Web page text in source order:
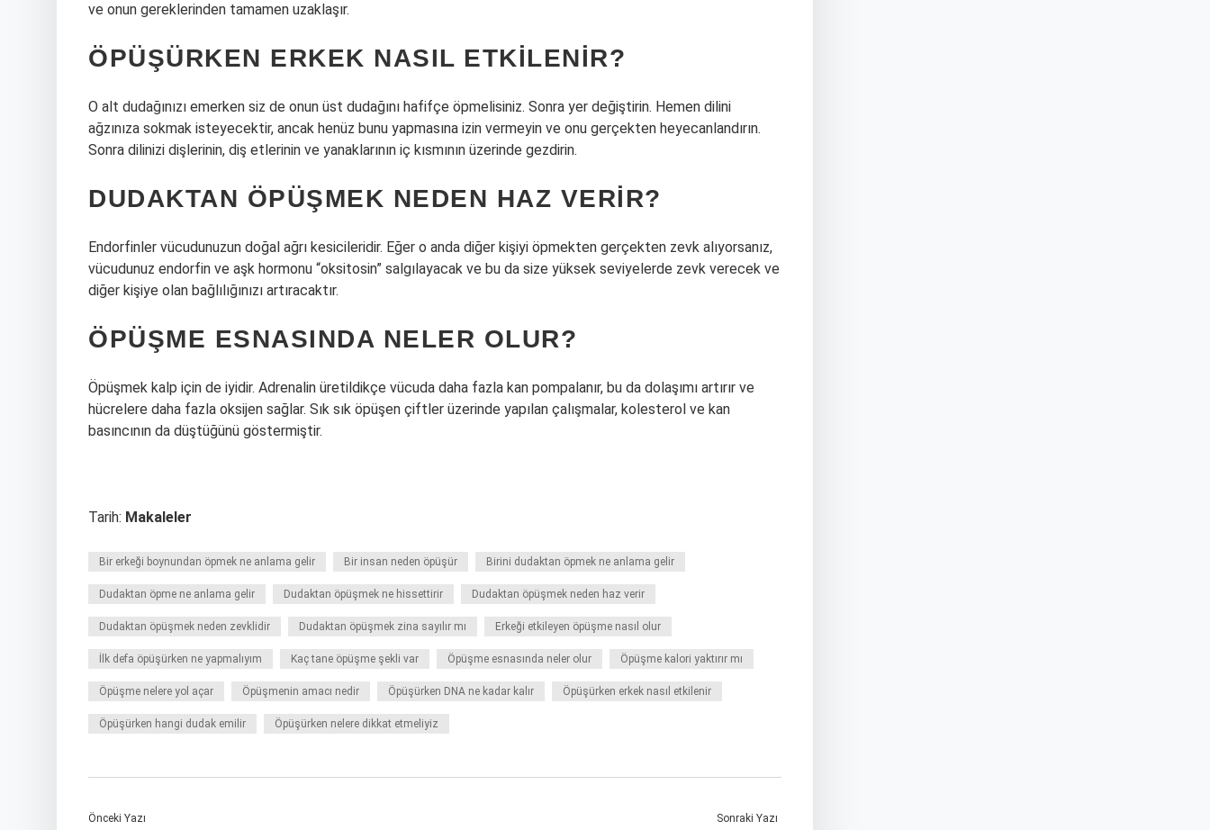
ve onun gereklerinden tamamen uzaklaşır.
ÖPÜŞÜRKEN ERKEK NASIL ETKILENIR?
O alt dudağınızı emerken siz de onun üst dudağını hafifçe öpmelisiniz. Sonra yer değiştirin. Hemen dilini
ağzınıza sokmak isteyecektir, ancak henüz bunu yapmasına izin vermeyin ve onu gerçekten heyecanlandırın.
Sonra dilinizi dişlerinin, diş etlerinin ve yanaklarının iç kısmının üzerinde gezdirin.
DUDAKTAN ÖPÜŞMEK NEDEN HAZ VERIR?
Endorfinler vücudunuzun doğal ağrı kesicileridir. Eğer o anda diğer kişiyi öpmekten gerçekten zevk alıyorsanız,
vücudunuz endorfin ve aşk hormonu “oksitosin” salgılayacak ve bu da size yüksek seviyelerde zevk verecek ve
diğer kişiye olan bağlılığınızı artıracaktır.
ÖPÜŞME ESNASINDA NELER OLUR?
Öpüşmek kalp için de iyidir. Adrenalin üretildikçe vücuda daha fazla kan pompalanır, bu da dolaşımı artırır ve
hücrelere daha fazla oksijen sağlar. Sık sık öpüşen çiftler üzerinde yapılan çalışmalar, kolesterol ve kan
basıncının da düştüğünü göstermiştir.
Tarih: Makaleler
Bir erkeği boynundan öpmek ne anlama gelir Bir insan neden öpüşür Birini dudaktan öpmek ne anlama gelir
Dudaktan öpme ne anlama gelir Dudaktan öpüşmek ne hissettirir Dudaktan öpüşmek neden haz verir
Dudaktan öpüşmek neden zevklidir Dudaktan öpüşmek zina sayılır mı Erkeği etkileyen öpüşme nasıl olur
İlk defa öpüşürken ne yapmalıyım Kaç tane öpüşme şekli var Öpüşme esnasında neler olur Öpüşme kalori yaktırır mı
Öpüşme nelere yol açar Öpüşmenin amacı nedir Öpüşürken DNA ne kadar kalır Öpüşürken erkek nasıl etkilenir
Öpüşürken hangi dudak emilir Öpüşürken nelere dikkat etmeliyiz
Önceki Yazı Sonraki Yazı